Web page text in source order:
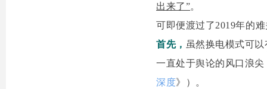
出来了”。
可即便渡过了2019年的
首先， 虽然换电模式可
一直处于舆论的风口浪
深度》）。